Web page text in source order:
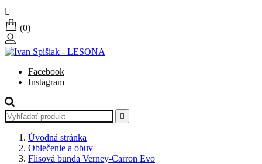

(0)
Facebook
Instagram

Úvodná stránka
Oblečenie a obuv
Flisová bunda Verney-Carron Evo